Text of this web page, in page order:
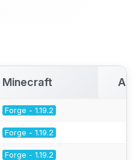
Minecraft
Forge - 1.19.2
Forge - 1.19.2
Forge - 1.19.2